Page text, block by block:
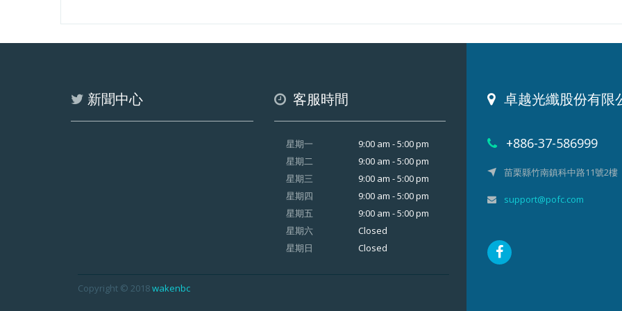
新聞中心 客服時間
星期一
星期二
星期三
星期四
星期五
星期六
星期日
9:00 am - 5:00 pm
9:00 am - 5:00 pm
9:00 am - 5:00 pm
9:00 am - 5:00 pm
9:00 am - 5:00 pm
Closed
Closed
Copyright © 2018wakenbc
卓越光纖股份有限
+886-37-586999
苗栗縣竹南鎮科中路11號2樓
support@pofc.com